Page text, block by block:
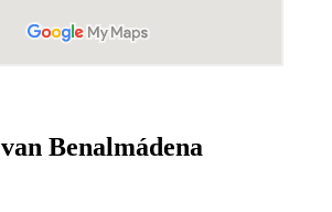
Benalmádena